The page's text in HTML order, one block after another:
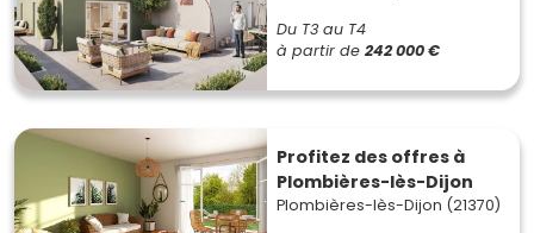
Du T3 au T4
à partir de 242 000 €
Profitez des offres à
Plombières-lès-Dijon
Plombières-lès-Dijon (21370)